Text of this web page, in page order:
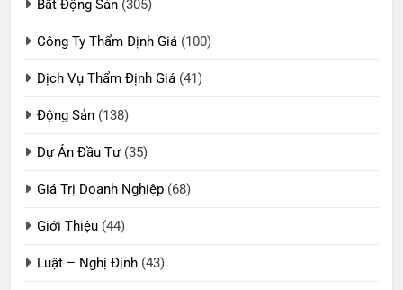
Bất Động Sản (305)
Công Ty Thẩm Định Giá (100)
Dịch Vụ Thẩm Định Giá (41)
Động Sản (138)
Dự Án Đầu Tư(35)
Giá Trị Doanh Nghiệp (68)
Giới Thiệu (44)
Luật – Nghị Định (43)